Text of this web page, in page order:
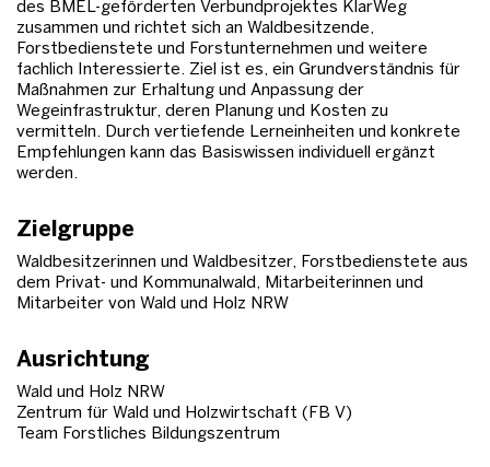
des BMEL-geförderten Verbundprojektes KlarWeg
zusammen und richtet sich an Waldbesitzende,
Forstbedienstete und Forstunternehmen und weitere
fachlich Interessierte. Ziel ist es, ein Grundverständnis für
Maßnahmen zur Erhaltung und Anpassung der
Wegeinfrastruktur, deren Planung und Kosten zu
vermitteln. Durch vertiefende Lerneinheiten und konkrete
Empfehlungen kann das Basiswissen individuell ergänzt
werden.
Zielgruppe
Waldbesitzerinnen und Waldbesitzer, Forstbedienstete aus
dem Privat- und Kommunalwald, Mitarbeiterinnen und
Mitarbeiter von Wald und Holz NRW
Ausrichtung
Wald und Holz NRW
Zentrum für Wald und Holzwirtschaft (FB V)
Team Forstliches Bildungszentrum